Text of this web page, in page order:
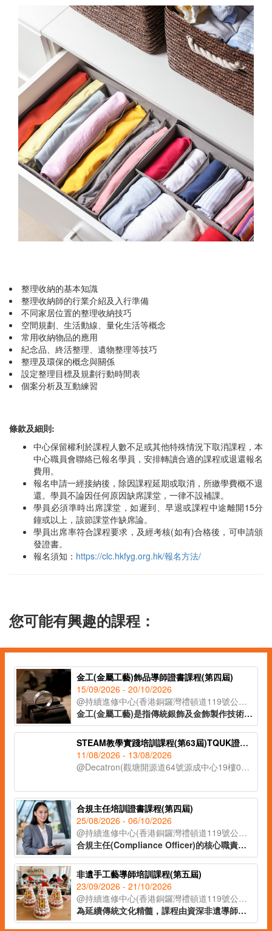
整理收納的基本知識
整理收納師的行業介紹及入行準備
不同家居位置的整理收納技巧
空間規劃、生活動線、量化生活等概念
常用收納物品的應用
紀念品、終活整理、遺物整理等技巧
整理及環保的概念與關係
設定整理目標及規劃行動時間表
個案分析及互動練習
條款及細則:
中心保留權利於課程人數不足或其他特殊情況下取消課程，本
中心職員會聯絡已報名學員，安排轉讀合適的課程或退還報名
費用。
報名申請一經接納後，除因課程延期或取消，所繳學費概不退
還。學員不論因任何原因缺席課堂，一律不設補課。
學員必須準時出席課堂，如遲到、早退或課程中途離開15分
鐘或以上，該節課堂作缺席論。
學員出席率符合課程要求，及經考核(如有)合格後，可申請頒
發證書。
報名須知： https://clc.hkfyg.org.hk/報名方法/
您可能有興趣的課程：
金工(金屬工藝)飾品導師證書課程(第四屆)
15/09/2026 - 20/10/2026
@持續進修中心(香港銅鑼灣禮頓道119號公理堂大樓21-23樓)
金工(金屬工藝)是指傳統銀飾及金飾製作技術，從一塊銀片開始，循序漸進地打造出各種設計與風格的首飾。課程將會教授各種金工器具的使用方法，學員將在導師的指導下，完成五款獨特的金工作品。課程亦將講解熔銀處理的過程及金工手工藝的教學技巧，適合有興趣創業、從事手工藝教學工作或投身金工飾品行業人士報讀。
STEAM教學實踐培訓課程(第63屆)TQUK證書申請
11/08/2026 - 13/08/2026
@Decatron(觀塘開源道64號源成中心19樓03室)
合規主任培訓證書課程(第四屆)
25/08/2026 - 06/10/2026
@持續進修中心(香港銅鑼灣禮頓道119號公理堂大樓21-23樓)
合規主任(Compliance Officer)的核心職責在於監督公司日常運作，確保業務流程符合各項法例要求及行業標準，亦要了解監管機構的政策取向和整個監管環境的轉變，從而為公司制定監測程序及指引，提供建議及支援。課程由專業導師講授有關合規主任的職責、風險管理、處理公司內部合規問題等知識，為有意投身合規行業人士提供基礎培訓及行業知識，成為開拓職涯的助力。
非遺手工藝導師培訓課程(第五屆)
23/09/2026 - 21/10/2026
@持續進修中心(香港銅鑼灣禮頓道119號公理堂大樓21-23樓)
為延續傳統文化精髓，課程由資深非遺導師授課，帶領學員深入了解各類非遺工藝的歷史背景與教學技巧。學員更可於課堂中親手製作不同非遺作品，親身體驗傳統工藝的魅力。完成課程後，學員將獲頒 IAEA國際教育認證聯盟學習證書，為日後成為非遺手工藝導師奠定基礎。